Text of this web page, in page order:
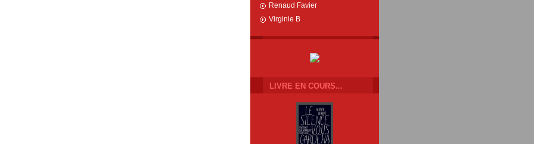
Renaud Favier
Virginie B
LIVRE EN COURS...